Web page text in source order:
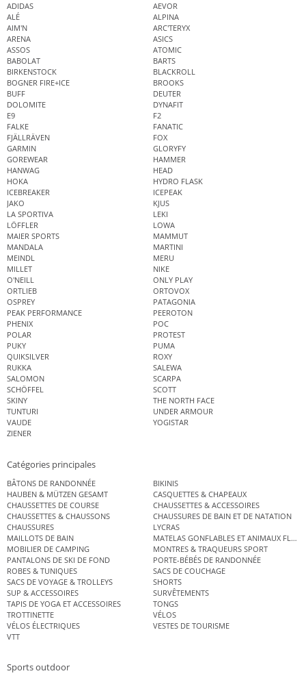
ADIDAS
AEVOR
ALÉ
ALPINA
AIM'N
ARC'TERYX
ARENA
ASICS
ASSOS
ATOMIC
BABOLAT
BARTS
BIRKENSTOCK
BLACKROLL
BOGNER FIRE+ICE
BROOKS
BUFF
DEUTER
DOLOMITE
DYNAFIT
E9
F2
FALKE
FANATIC
FJÄLLRÄVEN
FOX
GARMIN
GLORYFY
GOREWEAR
HAMMER
HANWAG
HEAD
HOKA
HYDRO FLASK
ICEBREAKER
ICEPEAK
JAKO
KJUS
LA SPORTIVA
LEKI
LÖFFLER
LOWA
MAIER SPORTS
MAMMUT
MANDALA
MARTINI
MEINDL
MERU
MILLET
NIKE
O'NEILL
ONLY PLAY
ORTLIEB
ORTOVOX
OSPREY
PATAGONIA
PEAK PERFORMANCE
PEEROTON
PHENIX
POC
POLAR
PROTEST
PUKY
PUMA
QUIKSILVER
ROXY
RUKKA
SALEWA
SALOMON
SCARPA
SCHÖFFEL
SCOTT
SKINY
THE NORTH FACE
TUNTURI
UNDER ARMOUR
VAUDE
YOGISTAR
ZIENER
Catégories principales
BÂTONS DE RANDONNÉE
BIKINIS
HAUBEN & MÜTZEN GESAMT
CASQUETTES & CHAPEAUX
CHAUSSETTES DE COURSE
CHAUSSETTES & ACCESSOIRES
CHAUSSETTES & CHAUSSONS
CHAUSSURES DE BAIN ET DE NATATION
CHAUSSURES
LYCRAS
MAILLOTS DE BAIN
MATELAS GONFLABLES ET ANIMAUX
MOBILIER DE CAMPING
MONTRES & TRAQUEURS SPORT
PANTALONS DE SKI DE FOND
PORTE-BÉBÉS DE RANDONNÉE
ROBES & TUNIQUES
SACS DE COUCHAGE
SACS DE VOYAGE & TROLLEYS
SHORTS
SUP & ACCESSOIRES
SURVÊTEMENTS
TAPIS DE YOGA ET ACCESSOIRES
TONGS
TROTTINETTE
VÉLOS
VÉLOS ÉLECTRIQUES
VESTES DE TOURISME
VTT
Sports outdoor